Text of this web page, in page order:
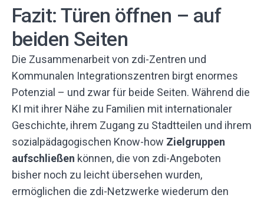
Fazit: Türen öffnen – auf
beiden Seiten
Die Zusammenarbeit von zdi-Zentren und
Kommunalen Integrationszentren birgt enormes
Potenzial – und zwar für beide Seiten. Während die
KI mit ihrer Nähe zu Familien mit internationaler
Geschichte, ihrem Zugang zu Stadtteilen und ihrem
sozialpädagogischen Know-how Zielgruppen
aufschließen können, die von zdi-Angeboten
bisher noch zu leicht übersehen wurden,
ermöglichen die zdi-Netzwerke wiederum den